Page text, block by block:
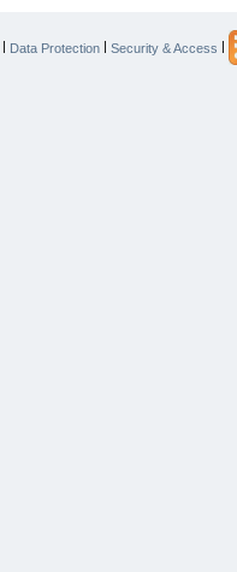
| Data Protection | Security & Access |